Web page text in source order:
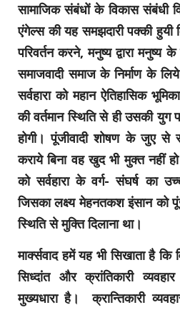
सामाजिक संबंधों के विकास संबंधी
एंगेल्स की यह समझदारी पक्की हुयी
परिवर्तन करने, मनुष्य द्वारा
समाजवादी समाज के निर्माण के
सर्वहारा को महान ऐतिहासिक भूमिका
की वर्तमान स्थिति से ही उसकी युग
होगी। पूंजीवादी शोषण के जुए
कराये बिना वह खुद भी मुक्त नहीं
को सर्वहारा के वर्ग- संघर्ष का
जिसका लक्ष्य मेहनतकश इंसान को
स्थिति से मुक्ति दिलाना था।
मार्क्सवाद हमें यह भी सिखाता है कि
सिध्दांत और क्रांतिकारी
मुख्यधारा है। क्रान्तिकारी